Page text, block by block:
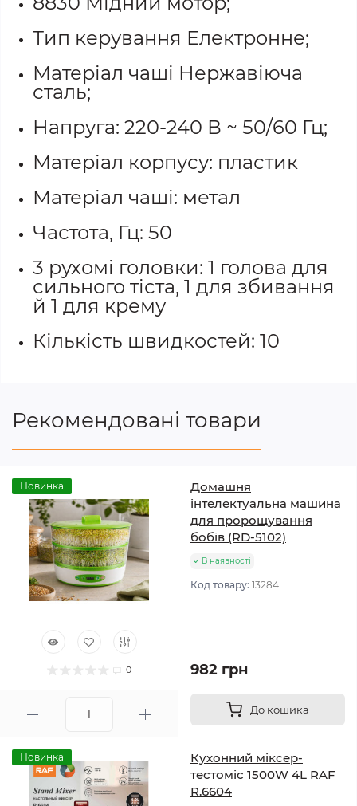
Тип керування Електронне;
Матеріал чаші Нержавіюча
сталь;
Напруга: 220-240 В ~ 50/60 Гц;
Матеріал корпусу: пластик
Матеріал чаші: метал
Частота, Гц: 50
3 рухомі головки: 1 голова для
сильного тіста, 1 для збивання
й 1 для крему
Кількість швидкостей: 10
Рекомендовані товари
Новинка
0
Домашня
інтелектуальна машина
для пророщування
бобів (RD-5102)
В наявності
Код товару: 13284
982 грн
До кошика
Новинка
Кухонний міксер-
тестоміс 1500W 4L RAF
R.6604